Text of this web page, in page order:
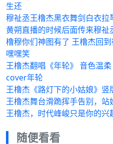
生还
穆祉丞王橹杰黑衣舞剑白衣拉
黄朔直播的时候后面传来穆
橹穆你们神图有了 王橹杰回
嘿嘿笑
王橹杰翻唱《年轮》 音色温
cover年轮
王橹杰《路灯下的小姑娘》竖
王橹杰舞台滑跪挥手告别，站
王橹杰，时代峰峻只是你的兴
随便看看